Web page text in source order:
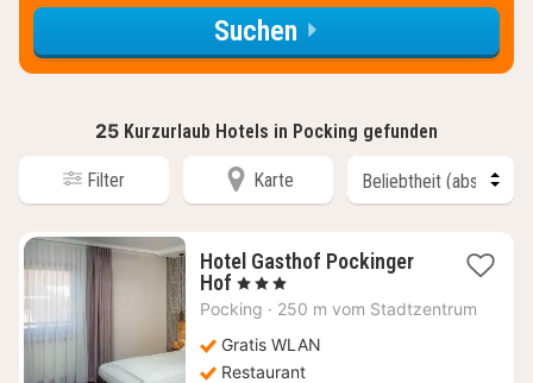
Suchen
25 Kurzurlaub Hotels in Pocking gefunden
Filter Karte
Hotel Gasthof Pockinger
Hof 1
Nacht
ab
97,82
€
, 3 Sterne
Pocking · 250 m vom Stadtzentrum
Gratis WLAN
Restaurant